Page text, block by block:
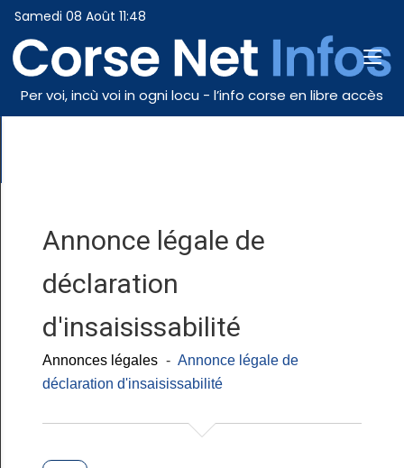
Samedi 08 Août 11:48
Per voi, incù voi in ogni locu - l’info corse en libre accès
Annonce légale de
déclaration
d'insaisissabilité
Annonces légales - Annonce légale de
déclaration d'insaisissabilité